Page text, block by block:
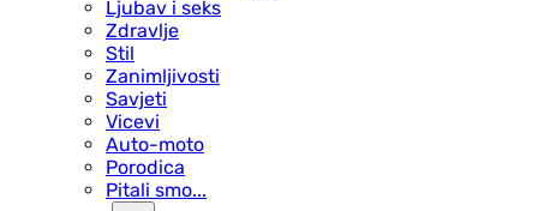
Ljubav i seks
Zdravlje
Stil
Zanimljivosti
Savjeti
Vicevi
Auto-moto
Porodica
Pitali smo...